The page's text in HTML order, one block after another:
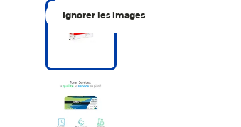
Ignorer les images